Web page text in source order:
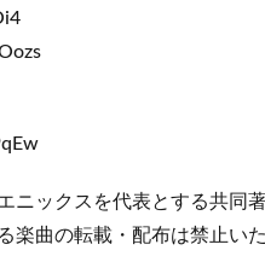
ニックスを代表とする共同
曲の転載・配布は禁止いた